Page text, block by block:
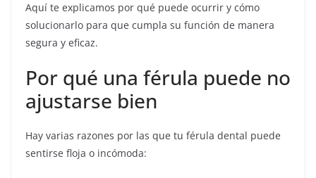
Aquí te explicamos por qué puede ocurrir y cómo
solucionarlo para que cumpla su función de manera
segura y eficaz.
Por qué una férula puede no
ajustarse bien
Hay varias razones por las que tu férula dental puede
sentirse floja o incómoda: